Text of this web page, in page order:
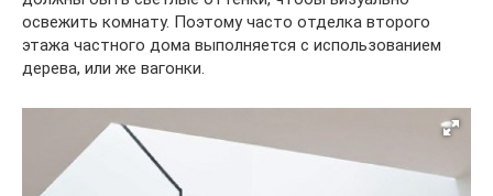
освежить комнату. Поэтому часто отделка второго
этажа частного дома выполняется с использованием
дерева, или же вагонки.